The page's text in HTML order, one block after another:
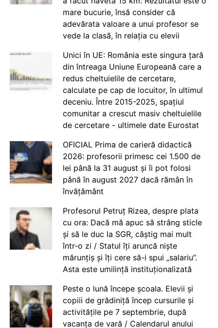
mare bucurie, însă consider că
adevărata valoare a unui profesor se
vede la clasă, în relația cu elevii
Unici în UE: România este singura țară
din întreaga Uniune Europeană care a
redus cheltuielile de cercetare,
calculate pe cap de locuitor, în ultimul
deceniu. Între 2015-2025, spațiul
comunitar a crescut masiv cheltuielile
de cercetare - ultimele date Eurostat
OFICIAL Prima de carieră didactică
2026: profesorii primesc cei 1.500 de
lei până la 31 august și îi pot folosi
până în august 2027 dacă rămân în
învățământ
Profesorul Petruț Rizea, despre plata
cu ora: Dacă mă apuc să strâng sticle
și să le duc la SGR, câștig mai mult
într-o zi / Statul îți aruncă niște
mărunțiș și îți cere să-i spui „salariu”.
Asta este umilință instituționalizată
Peste o lună începe școala. Elevii și
copiii de grădiniță încep cursurile și
activitățile pe 7 septembrie, după
vacanța de vară / Calendarul anului